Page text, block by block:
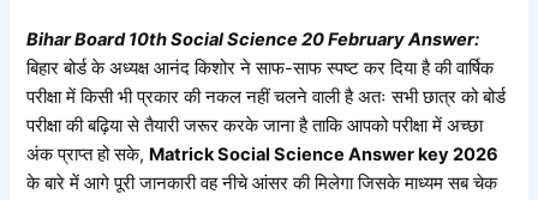
Bihar Board 10thSocial Science 20February Answer:
बिहार बोर्ड के अध्यक्ष आनंद किशोर ने साफ-साफ स्पष्ट कर दिया है की वार्षिक
परीक्षा में किसी भी प्रकार की नकल नहीं चलने वाली है अतः सभी छात्र को बोर्ड
परीक्षा की बढ़िया से तैयारी जरूर करके जाना है ताकि आपको परीक्षा में अच्छा
अंक प्राप्त हो सके, Matrick Social Science Answer key 2026
के बारे में आगे पूरी जानकारी वह नीचे आंसर की मिलेगा जिसके माध्यम सब चेक